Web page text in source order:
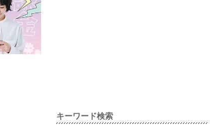
キーワード検索